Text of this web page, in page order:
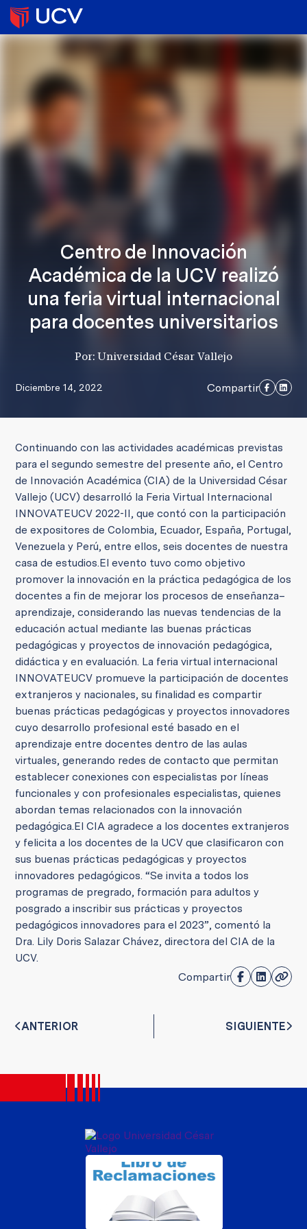
Centro de Innovación
Académica de la UCV realizó
una feria virtual internacional
para docentes universitarios
Por: Universidad César Vallejo
Diciembre 14, 2022 Compartir
Continuando con las actividades académicas previstas
para el segundo semestre del presente año, el Centro
de Innovación Académica (CIA) de la Universidad César
Vallejo (UCV) desarrolló la Feria Virtual Internacional
INNOVATEUCV 2022-II, que contó con la participación
de expositores de Colombia, Ecuador, España, Portugal,
Venezuela y Perú, entre ellos, seis docentes de nuestra
casa de estudios.El evento tuvo como objetivo
promover la innovación en la práctica pedagógica de los
docentes a fin de mejorar los procesos de enseñanza–
aprendizaje, considerando las nuevas tendencias de la
educación actual mediante las buenas prácticas
pedagógicas y proyectos de innovación pedagógica,
didáctica y en evaluación. La feria virtual internacional
INNOVATEUCV promueve la participación de docentes
extranjeros y nacionales, su finalidad es compartir
buenas prácticas pedagógicas y proyectos innovadores
cuyo desarrollo profesional esté basado en el
aprendizaje entre docentes dentro de las aulas
virtuales, generando redes de contacto que permitan
establecer conexiones con especialistas por líneas
funcionales y con profesionales especialistas, quienes
abordan temas relacionados con la innovación
pedagógica.El CIA agradece a los docentes extranjeros
y felicita a los docentes de la UCV que clasificaron con
sus buenas prácticas pedagógicas y proyectos
innovadores pedagógicos. “Se invita a todos los
programas de pregrado, formación para adultos y
posgrado a inscribir sus prácticas y proyectos
pedagógicos innovadores para el 2023”, comentó la
Dra. Lily Doris Salazar Chávez, directora del CIA de la
UCV.
Compartir
ANTERIOR SIGUIENTE